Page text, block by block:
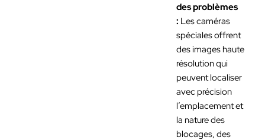
des problèmes
: Les caméras
spéciales offrent
des images haute
résolution qui
peuvent localiser
avec précision
l’emplacement et
la nature des
blocages, des